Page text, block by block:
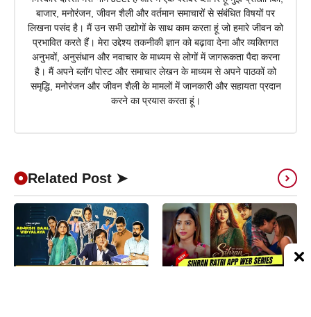
बाजार, मनोरंजन, जीवन शैली और वर्तमान समाचारों से संबंधित विषयों पर
लिखना पसंद है। मैं उन सभी उद्योगों के साथ काम करता हूं जो हमारे जीवन को
प्रभावित करते हैं। मेरा उद्देश्य तकनीकी ज्ञान को बढ़ावा देना और व्यक्तिगत
अनुभवों, अनुसंधान और नवाचार के माध्यम से लोगों में जागरूकता पैदा करना
है। मैं अपने ब्लॉग पोस्ट और समाचार लेखन के माध्यम से अपने पाठकों को
समृद्धि, मनोरंजन और जीवन शैली के मामलों में जानकारी और सहायता प्रदान
करने का प्रयास करता हूं।
Related Post ➤